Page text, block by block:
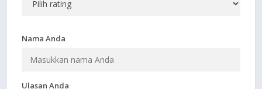
Nama Anda
Ulasan Anda